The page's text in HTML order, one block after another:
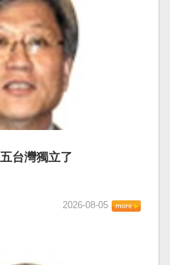
台灣獨立了
2026-08-05